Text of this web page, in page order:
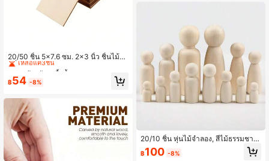
20/50 ชิ้น 5x7.6 ซม. 2x3 นิ้ว ชิ้นไม้สี่เ
หลี่ยมมุมแหลมว่างเปล่า สำหรับโครงก
ารศิลปะและงานฝีมือ DIY
เหลือแค่3ชิ้น
ลูกค้ากลับมาซื้อซ้ำ!
เหลือแค่3ชิ้น
ลูกค้ากลับมาซื้อซ้ำ!
เหลือแค่3ชิ้น
ลูกค้ากลับมาซื้อซ้ำ!
เหลือแค่3ชิ้น
฿54 -8%
20/10 ชิ้น หุ่นไม้จำลอง, สีไม้ธรรมชาติ,
ขนาด 4.5 ซม.-12 ซม., เหมาะสำหรับง
านฝีมือ DIY, ตกแต่งบ้าน, การสร้างแบ
฿100 -8%